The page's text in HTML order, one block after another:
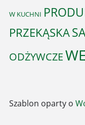
W KUCHNI
PRZEKĄSKA
ODŻYWCZE
Szablon oparty o